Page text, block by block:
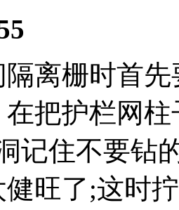
离栅时首
把护栏网
记住不要
旺了;这时